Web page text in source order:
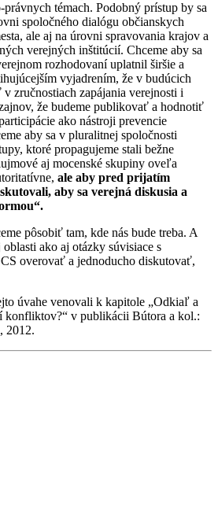
témach. Podobný prístup by sa
spoločného dialógu občianskych
ale aj na úrovni spravovania krajov a
verejných inštitúcií. Chceme aby sa
rozhodovaní uplatnil širšie a
vyjadrením, že v budúcich
zručnostiach zapájania verejnosti i
že budeme publikovať a hodnotiť
ako nástroji prevencie
aby sa v pluralitnej spoločnosti
ktoré propagujeme stali bežne
aj mocenské skupiny oveľa
ale aby pred prijatím
aby sa verejná diskusia a
pôsobiť tam, kde nás bude treba. A
ako aj otázky súvisiace s
overovať a jednoducho diskutovať,
úvahe venovali k kapitole „Odkiaľ a
konfliktov?“ v publikácii Bútora a kol.:
2012.